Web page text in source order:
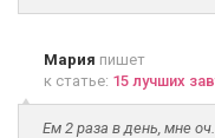
Мария пишет
к статье: 15 лучших
Ем 2 раза в день, мне